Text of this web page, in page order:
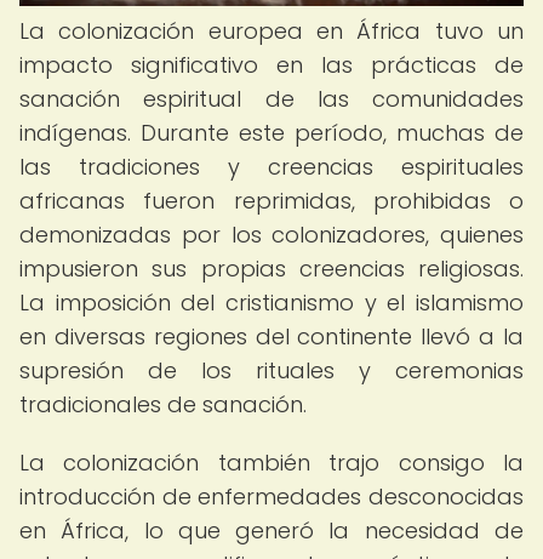
La colonización europea en África tuvo un
impacto significativo en las prácticas de
sanación espiritual de las comunidades
indígenas. Durante este período, muchas de
las tradiciones y creencias espirituales
africanas fueron reprimidas, prohibidas o
demonizadas por los colonizadores, quienes
impusieron sus propias creencias religiosas.
La imposición del cristianismo y el islamismo
en diversas regiones del continente llevó a la
supresión de los rituales y ceremonias
tradicionales de sanación.
La colonización también trajo consigo la
introducción de enfermedades desconocidas
en África, lo que generó la necesidad de